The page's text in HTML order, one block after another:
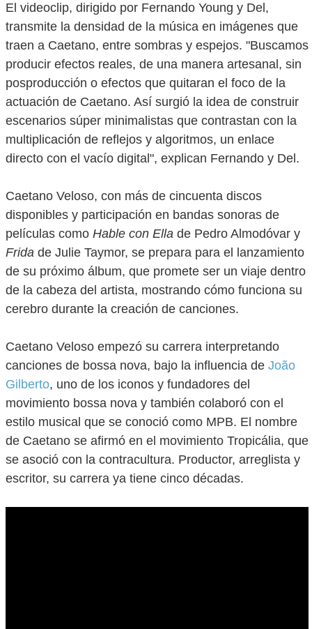
El videoclip, dirigido por Fernando Young y Del,
transmite la densidad de la música en imágenes que
traen a Caetano, entre sombras y espejos. "Buscamos
producir efectos reales, de una manera artesanal, sin
posproducción o efectos que quitaran el foco de la
actuación de Caetano. Así surgió la idea de construir
escenarios súper minimalistas que contrastan con la
multiplicación de reflejos y algoritmos, un enlace
directo con el vacío digital", explican Fernando y Del.
Caetano Veloso, con más de cincuenta discos
disponibles y participación en bandas sonoras de
películas como Hable con Ella de Pedro Almodóvar y
Frida de Julie Taymor, se prepara para el lanzamiento
de su próximo álbum, que promete ser un viaje dentro
de la cabeza del artista, mostrando cómo funciona su
cerebro durante la creación de canciones.
Caetano Veloso empezó su carrera interpretando
canciones de bossa nova, bajo la influencia de João
Gilberto, uno de los iconos y fundadores del
movimiento bossa nova y también colaboró con el
estilo musical que se conoció como MPB. El nombre
de Caetano se afirmó en el movimiento Tropicália, que
se asoció con la contracultura. Productor, arreglista y
escritor, su carrera ya tiene cinco décadas.